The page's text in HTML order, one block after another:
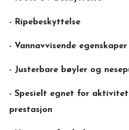
- Ripebeskyttelse
- Vannavvisende egenskaper
- Justerbare bøyler og
- Spesielt egnet for
prestasjon